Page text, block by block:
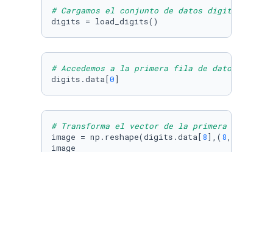
# Cargamos el conjunto de datos digits
digits = load_digits()
# Accedemos a la primera fila de datos que
digits.data[0]
# Transforma el vector de la primera imagen
image = np.reshape(digits.data[8],( 8,
image